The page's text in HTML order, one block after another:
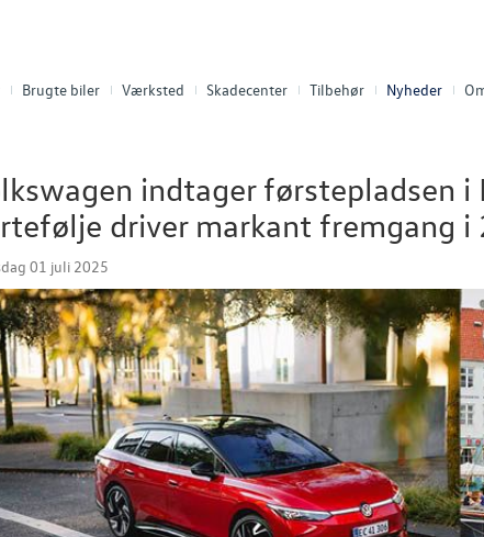
Brugte biler Værksted Skadecenter Tilbehør Nyheder
indtager førstepladsen
driver markant fremgang i
01 juli 2025